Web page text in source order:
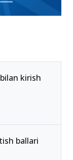
kirish
ballari